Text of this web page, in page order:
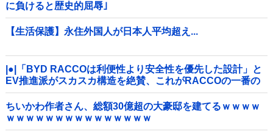
に負けると歴史的屈辱｣
【生活保護】永住外国人が日本人平均超え...
|●|「BYD RACCOは利便性より安全性を優先した設計」と
EV推進派がスカスカ構造を絶賛、これがRACCOの一番の
特徴よな
ちいかわ作者さん、総額30億超の大豪邸を建てるｗｗｗｗ
ｗｗｗｗｗｗｗｗｗｗｗｗｗｗｗ